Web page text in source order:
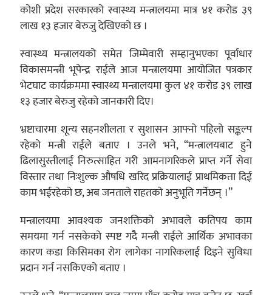
कोशी प्रदेश सरकारको स्वास्थ्य मन्त्रालयमा मात्र ४१ करोड ३९
लाख १३ हजार बेरुजु देखिएको छ ।
स्वास्थ्य मन्त्रालयको समेत जिम्मेवारी सम्हानुभएका पूर्वाधार
विकासमन्त्री भूपेन्द्र राईले आज मन्त्रालयमा आयोजित पत्रकार
भेटघाट कार्यक्रममा स्वास्थ्य मन्त्रालयमा कुल ४१ करोड ३९ लाख
१३ हजार बेरुजु रहेको जानकारी दिए।
भ्रष्टाचारमा शून्य सहनशीलता र सुशासन आफ्नो पहिलो सङ्कल्प
रहेको मन्त्री राईले बताए । उनले भने, “मन्त्रालयबाट हुने
ढिलासुस्तीलाई निरुत्साहित गरी आमनागरिकले प्राप्त गर्ने सेवा
विस्तार तथा निःशुल्क औषधि खरिद प्रक्रियालाई प्राथमिकता दिई
काम भईरहेको छ, अब जनताले राहतको अनुभूति गर्नेछन् ।”
मन्त्रालयमा आवश्यक जनशक्तिको अभावले कतिपय काम
समयमा गर्न नसकेको स्पष्ट गदैै मन्त्री राईले आर्थिक अभावका
कारण कडा किसिमका रोग लागेका नागरिकलाई दिइने सुविधा
प्रदान गर्न नसकिएको बताए ।